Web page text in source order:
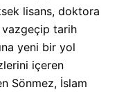
lisans, doktora
vazgeçip tarih
yeni bir yol
içeren
Sönmez, İslam